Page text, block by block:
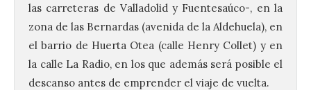
las carreteras de Valladolid y Fuentesaúco-, en la
zona de las Bernardas (avenida de la Aldehuela), en
el barrio de Huerta Otea (calle Henry Collet) y en
la calle La Radio, en los que además será posible el
descanso antes de emprender el viaje de vuelta.